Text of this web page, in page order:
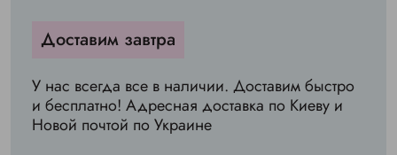
Доставим завтра
У нас всегда все в наличии. Доставим быстро
и бесплатно! Адресная доставка по Киеву и
Новой почтой по Украине